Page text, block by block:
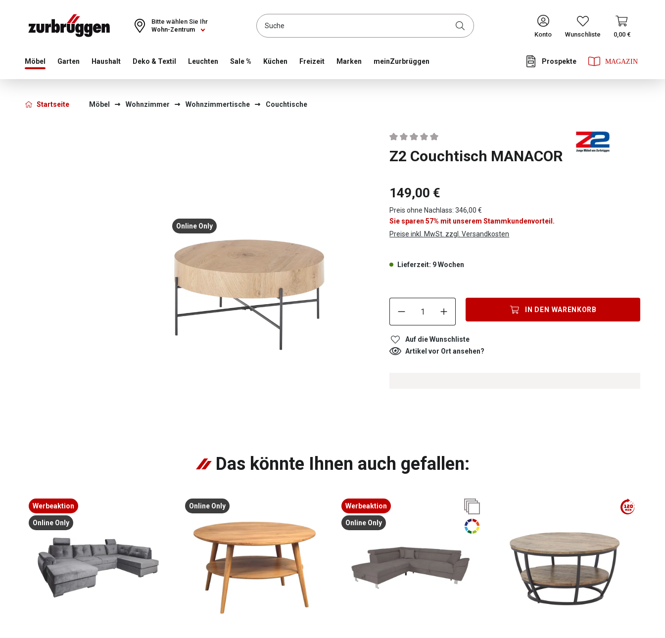
Choose a different country or region to see content for your location and shop online CONTINUE
Wohn-Zentrum
Bitte wählen Sie Ihr
Konto
Wunschliste 0,00 €
Möbel Garten Haushalt Deko & Textil Leuchten Sale % Küchen Freizeit Prospekte
Marken meinZurbrüggen
Startseite Möbel Wohnzimmer Wohnzimmertische Couchtische
Online Only
Durchschnittliche Bewertung von 0 von 5 Sternen
Z2 Couchtisch MANACOR
149,00 €
Preis ohne Nachlass: 346,00 €
Sie sparen 57% mit unserem Stammkundenvorteil.
Preise inkl. MwSt. zzgl. Versandkosten
Lieferzeit: 9 Wochen
Produkt Anzahl: Gib den gewünschten Wert ein oder benutze die
IN DEN WARENKORB
Auf die Wunschliste
Artikel vor Ort ansehen?
Das könnte Ihnen auch gefallen:
Werbeaktion
Online Only
Online Only Werbeaktion
Online Only